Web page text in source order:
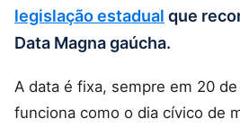
legislação estadual que
Data Magna gaúcha.
A data é fixa, sempre em 20
funciona como o dia cívico de